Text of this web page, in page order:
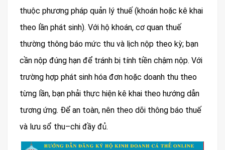
thuộc phương pháp quản lý thuế (khoán hoặc kê khai
theo lần phát sinh). Với hộ khoán, cơ quan thuế
thường thông báo mức thu và lịch nộp theo kỳ; bạn
cần nộp đúng hạn để tránh bị tính tiền chậm nộp. Với
trường hợp phát sinh hóa đơn hoặc doanh thu theo
từng lần, bạn phải thực hiện kê khai theo hướng dẫn
tương ứng. Để an toàn, nên theo dõi thông báo thuế
và lưu sổ thu–chi đầy đủ.